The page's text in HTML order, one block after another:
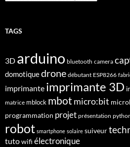
TAGS
3D arduino bluetooth camera
domotiquedrone débutant ESP8266
imprimante imprimante 3D
matrice mblock mbot micro:bit
programmation projet présentation
robot smartphone solaire suiveur
tutowifi électronique